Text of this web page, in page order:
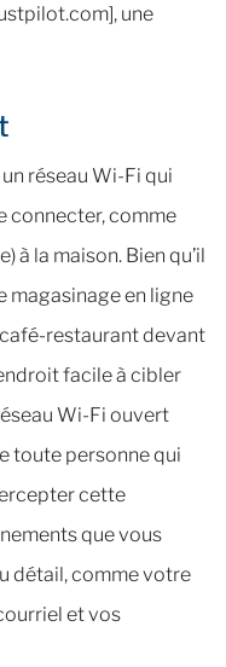
une
réseau Wi-Fi qui
connecter, comme
à la maison. Bien qu’il
magasinage en ligne
restaurant devant
facile à cibler
Wi-Fi ouvert
toute personne qui
cette
que vous
détail, comme votre
et vos